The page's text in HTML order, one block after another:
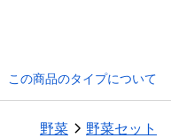
この商品のタイプについて
野菜 野菜セット